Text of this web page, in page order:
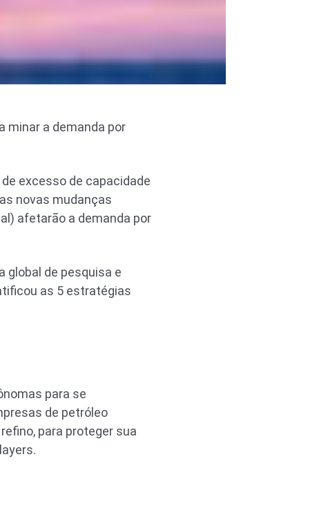
minar a demanda por
excesso de capacidade
novas mudanças
afetarão a demanda por
global de pesquisa e
as 5 estratégias
para se
de petróleo
para proteger sua